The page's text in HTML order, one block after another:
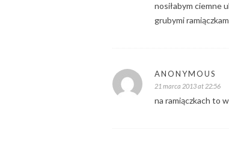
nosiłabym ciemne
grubymi
ANONYMOUS
21 marca 2013 at 22:56
na ramiączkach to